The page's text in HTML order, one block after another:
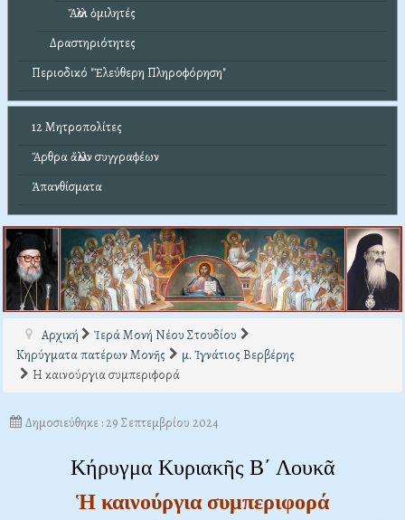
Ἄλλοι ὁμιλητές
Δραστηριότητες
Περιοδικό "Ἐλεύθερη Πληροφόρηση"
12 Μητροπολίτες
Ἄρθρα ἄλλων συγγραφέων
Ἀπανθίσματα
Αρχική
Ἱερά Μονή Νέου Στουδίου
Κηρύγματα πατέρων Μονῆς
μ. Ἰγνάτιος Βερβέρης
Η καινούργια συμπεριφορά
Δημοσιεύθηκε : 29 Σεπτεμβρίου 2024
Κήρυγμα Κυριακῆς Β΄ Λουκᾶ
Ἡ καινούργια συμπεριφορά